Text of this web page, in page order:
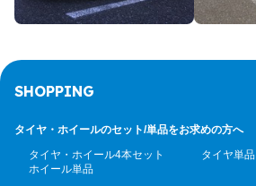
SHOPPING
タイヤ・ホイールのセット/単品をお求めの方へ
タイヤ・ホイール4本セット
タイヤ単品
ホイール単品